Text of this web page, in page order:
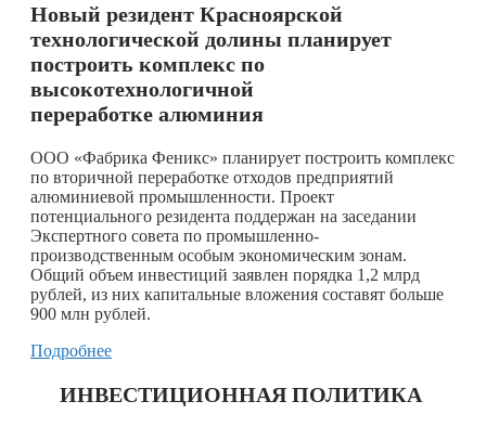
Новый резидент Красноярской
технологической долины планирует
построить комплекс по
высокотехнологичной
переработке алюминия
ООО «Фабрика Феникс» планирует построить комплекс
по вторичной переработке отходов предприятий
алюминиевой промышленности. Проект
потенциального резидента поддержан на заседании
Экспертного совета по промышленно-
производственным особым экономическим зонам.
Общий объем инвестиций заявлен порядка 1,2 млрд
рублей, из них капитальные вложения составят больше
900 млн рублей.
Подробнее
ИНВЕСТИЦИОННАЯ ПОЛИТИКА